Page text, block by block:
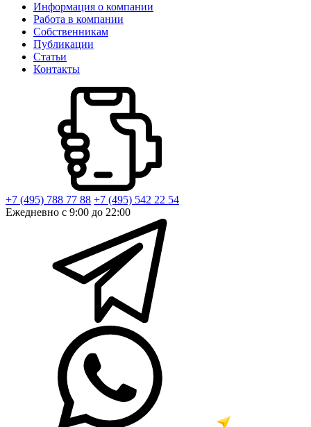
Информация о компании
Работа в компании
Собственникам
Публикации
Статьи
Контакты
+7 (495) 788 77 88 +7 (495) 542 22 54
Ежедневно с 9:00 до 22:00